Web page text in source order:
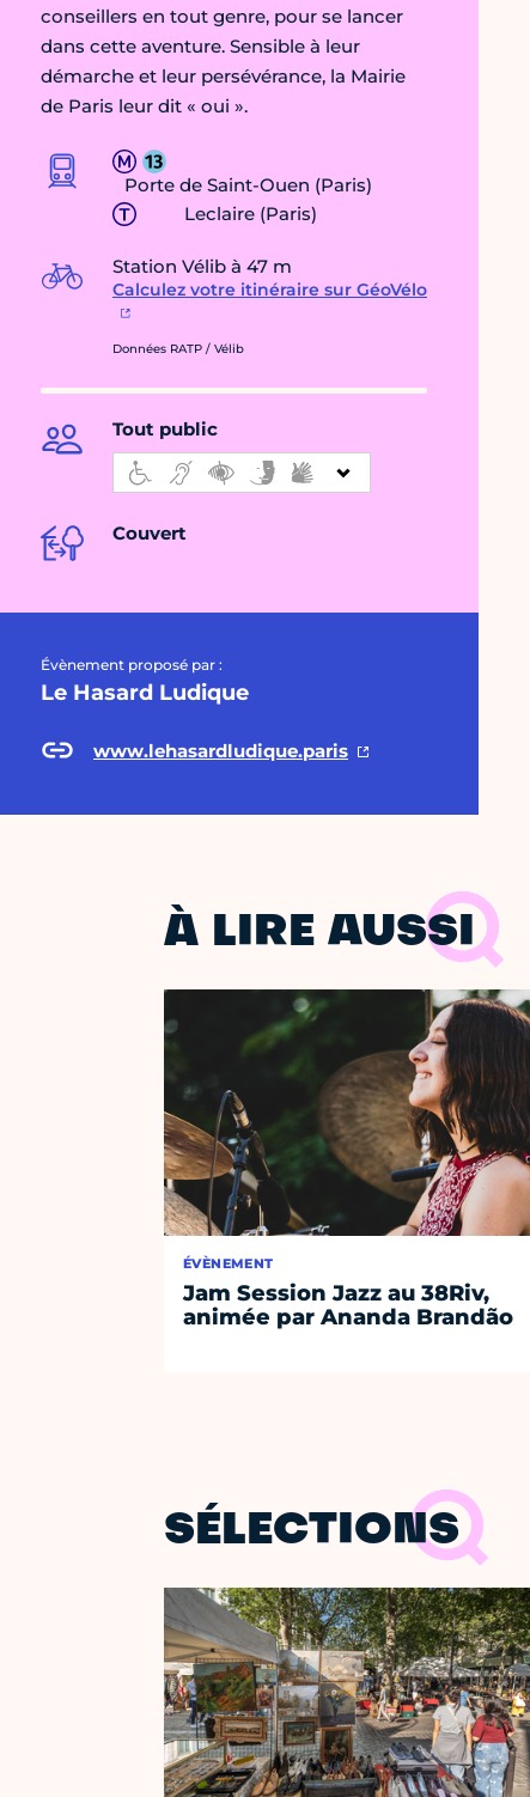
conseillers en tout genre, pour se lancer
dans cette aventure. Sensible à leur
démarche et leur persévérance, la Mairie
de Paris leur dit « oui ».
Porte de Saint-Ouen (Paris)
Leclaire (Paris)
Station Vélib à 47 m
Calculez votre itinéraire sur GéoVélo
Données RATP / Vélib
Tout public
Couvert
Évènement proposé par :
Le Hasard Ludique
www.lehasardludique.paris
À LIRE AUSSI
ÉVÈNEMENT
Jam Session Jazz au 38Riv,
animée par Ananda Brandão
SÉLECTIONS